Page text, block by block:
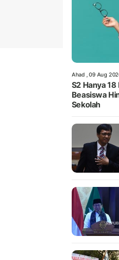
Ahad , 09 Aug
S2 Hanya
Beasiswa
Sekolah